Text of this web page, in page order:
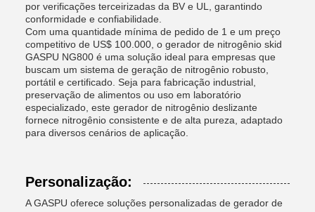
por verificações terceirizadas da BV e UL, garantindo
conformidade e confiabilidade.
Com uma quantidade mínima de pedido de 1 e um preço
competitivo de US$ 100.000, o gerador de nitrogênio skid
GASPU NG800 é uma solução ideal para empresas que
buscam um sistema de geração de nitrogênio robusto,
portátil e certificado. Seja para fabricação industrial,
preservação de alimentos ou uso em laboratório
especializado, este gerador de nitrogênio deslizante
fornece nitrogênio consistente e de alta pureza, adaptado
para diversos cenários de aplicação.
Personalização:
A GASPU oferece soluções personalizadas de gerador de